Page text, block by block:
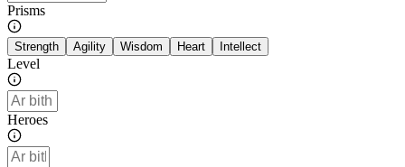
Prisms
Strength Agility Wisdom Heart Intellect
Level
Heroes